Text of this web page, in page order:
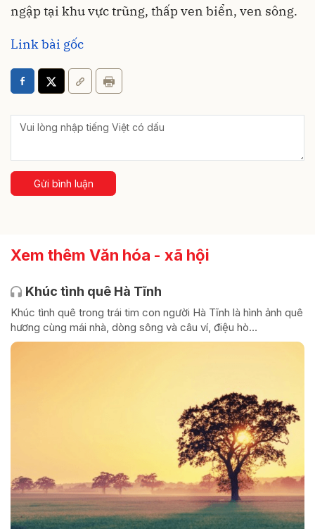
ngập tại khu vực trũng, thấp ven biển, ven sông.
Link bài gốc
Gửi bình luận
Xem thêm Văn hóa - xã hội
Khúc tình quê Hà Tĩnh
Khúc tình quê trong trái tim con người Hà Tĩnh là hình ảnh quê
hương cùng mái nhà, dòng sông và câu ví, điệu hò…